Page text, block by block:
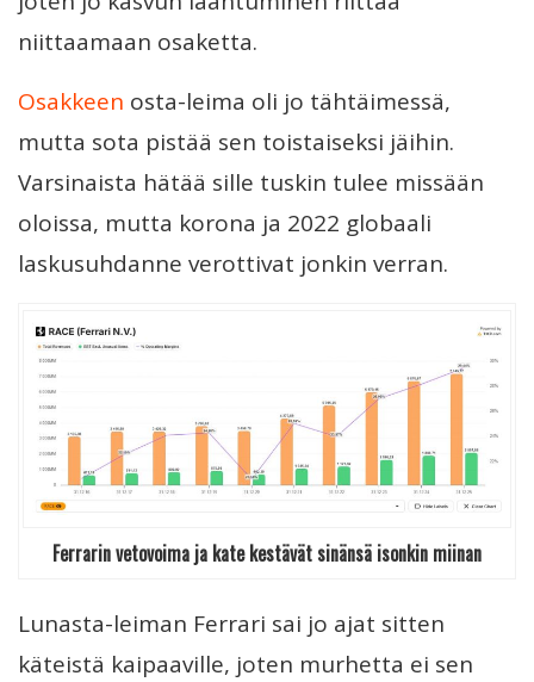
niittaamaan osaketta.
Osakkeen osta-leima oli jo tähtäimessä,
mutta sota pistää sen toistaiseksi jäihin.
Varsinaista hätää sille tuskin tulee missään
oloissa, mutta korona ja 2022 globaali
laskusuhdanne verottivat jonkin verran.
Ferrarin vetovoima ja kate kestävät sinänsä isonkin miinan
Lunasta-leiman Ferrari sai jo ajat sitten
käteistä kaipaaville, joten murhetta ei sen